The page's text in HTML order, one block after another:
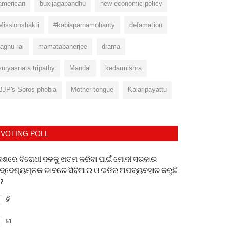
buxijagabandhu new economic policy
#kabiaparnamohanty defamation
rai mamatabanerjee drama
tripathy Mandal kedarmishra
Soros phobia Mother tongue Kalaripayattu
VOTING POLL
ବିରୋଧୀ ଦଳକୁ ଖତମ କରିବା ପାଇଁ ମୋଦୀ ସରକାର
ଭାବରେ ସିବିଆଇ ଓ ଇଡିର ଅପବ୍ୟବହାର କରୁଛି
ହଁ
ନା